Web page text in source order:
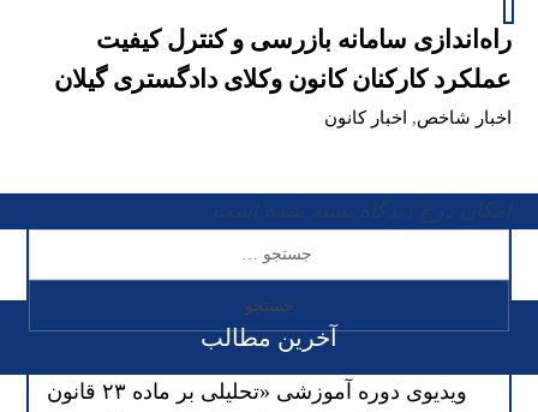
راه‌اندازی سامانه بازرسی و کنترل کیفیت
عملکرد کارکنان کانون وکلای دادگستری گیلان
اخبار شاخص, اخبار کانون
آخرین مطالب
ویدیوی دوره آموزشی «تحلیلی بر ماده ۲۳ قانون